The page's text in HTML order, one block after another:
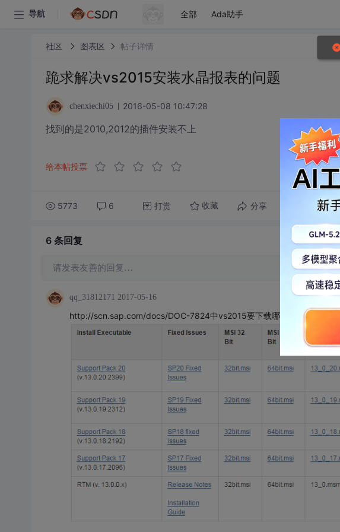
导航 全部 Ada助手
社区 图表区 帖子详情
跪求解决vs2015安装水晶报表的问题
chenxiechi05 2016-05-08 10:47:28
找到的是2010,2012的插件安装不上
给本帖投票
5773 6 打赏 收藏 分享 转发到动态
6 条回复
请发表友善的回复…
qq_31812171 2017-05-16
http://scn.sap.com/docs/DOC-7824中vs2015要下载哪些，